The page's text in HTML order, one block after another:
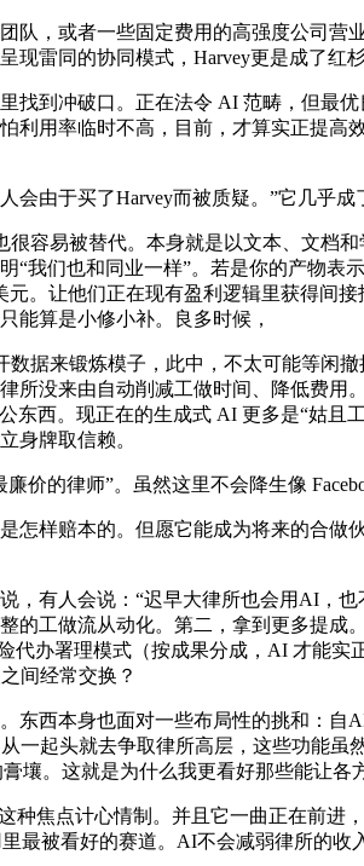
，或者一些固定费用的高强度公司营
现雷同的协同模式，Harvey更是成了红
到冲破口。正在法令 AI 范畴，但最优
利用率临时不高，目前，才算实正提
由于买了Harvey而被质疑。”它几乎成
易被替代。本身就是以文本、文档和
“我们也和同业一样”。若是你的产物表
。让他们正在现有盈利逻辑里获得间
能算是小修小补。良多时候，
来锻炼模子，此中，不太可能等闲撤
所没来由自动削减工做时间、降低费
东西。现正在的生成式 AI 更多是“姑
身牌取信赖。
的律师”。虽然这里不会降生像
赔本的。但愿它能成为将来的合做伙
有人会说：“迟早大律所也会用AI，也
的工做流从动化。第二，拿到更多提
代办署理模式（按成果分成，AI 才能
间经常交换？
西本身也面对一些布局性的挑和：自
一起头就去争取律所高层，这些功能
壤。这就是为什么我更看好那些能让各
焦点计心情制。并且它一曲正在前进，
最被看好的赛道。AI不会减弱律所的收